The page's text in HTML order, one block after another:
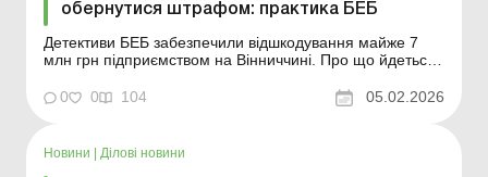
обернутися штрафом: практика БЕБ
Детективи БЕБ забезпечили відшкодування майже 7
млн грн підприємством на Вінниччині. Про що йдеться
Вантажоперевезення по Україні та за кордон Детективи
БЕБ під час досудового розслідування забезпечили
0 0 104 05.02.2026
Новини | Ділові новини